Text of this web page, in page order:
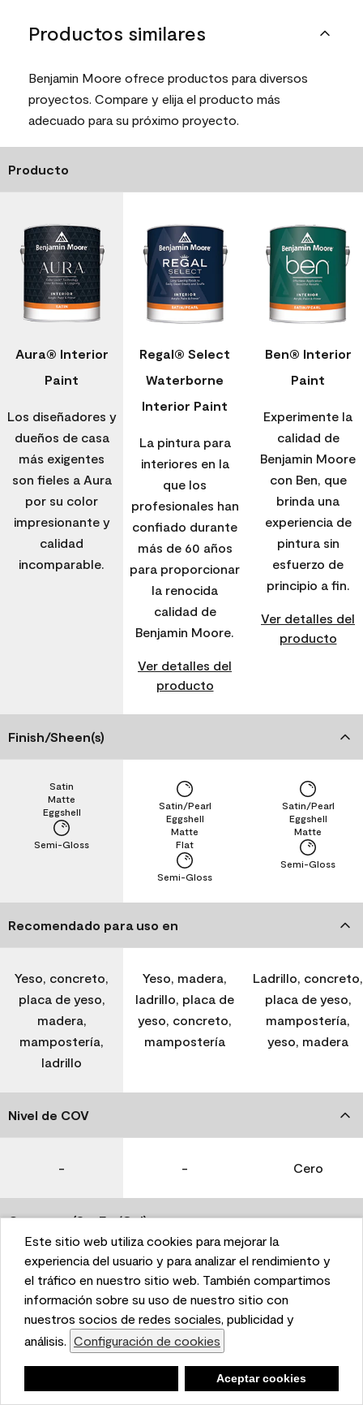
This website uses cookies to enhance user experience
and to analyze performance and traffic on our website.
We also share information about your use of our site
with our social media, advertising, and analytics
partners. Cookie Settings
Accept Cookies
Este sitio web utiliza cookies para mejorar la
experiencia del usuario y para analizar el rendimiento y
el tráfico en nuestro sitio web. También compartimos
información sobre su uso de nuestro sitio con
nuestros socios de redes sociales, publicidad y
análisis. Configuración de cookies
Aceptar cookies
Productos similares
Benjamin Moore ofrece productos para diversos
proyectos. Compare y elija el producto más
adecuado para su próximo proyecto.
Producto
Aura® Interior
Paint
Los diseñadores y
dueños de casa
más exigentes
son fieles a Aura
por su color
impresionante y
calidad
incomparable.
Regal® Select
Waterborne
Interior Paint
La pintura para
interiores en la
que los
profesionales han
confiado durante
más de 60 años
para proporcionar
la renocida
calidad de
Benjamin Moore.
Ver detalles del
producto
Ben® Interior
Paint
Experimente la
calidad de
Benjamin Moore
con Ben, que
brinda una
experiencia de
pintura sin
esfuerzo de
principio a fin.
Ver detalles del
producto
Finish/Sheen(s)
Semi-Gloss
Eggshell
Matte
Satin
Semi-Gloss
Flat
Matte
Eggshell
Satin/Pearl
Semi-Gloss
Matte
Eggshell
Satin/Pearl
Recomendado para uso en
Yeso, concreto,
placa de yeso,
madera,
mampostería,
ladrillo
Yeso, madera,
ladrillo, placa de
yeso, concreto,
mampostería
Ladrillo, concreto,
placa de yeso,
mampostería,
yeso, madera
Nivel de COV
- - Cero
Coverage (Sq. Ft./Gal)
350-400 400-450 400-450
Tiempo de secado
1 hora